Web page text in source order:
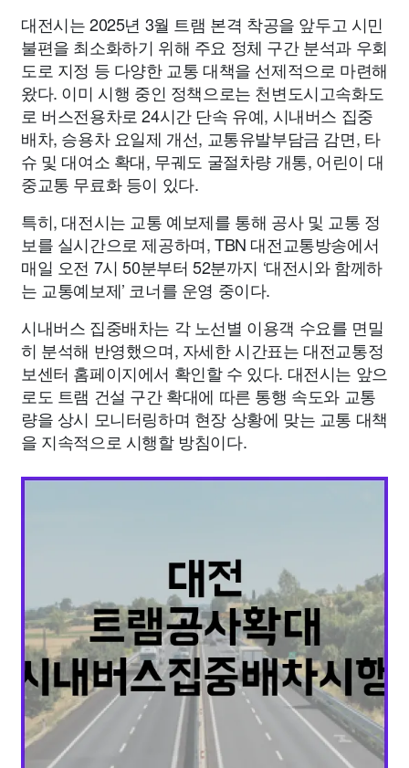
대전시는 2025년 3월 트램 본격 착공을 앞두고 시민
불편을 최소화하기 위해 주요 정체 구간 분석과 우회
도로 지정 등 다양한 교통 대책을 선제적으로 마련해
왔다. 이미 시행 중인 정책으로는 천변도시고속화도
로 버스전용차로 24시간 단속 유예, 시내버스 집중
배차, 승용차 요일제 개선, 교통유발부담금 감면, 타
슈 및 대여소 확대, 무궤도 굴절차량 개통, 어린이 대
중교통 무료화 등이 있다.
특히, 대전시는 교통 예보제를 통해 공사 및 교통 정
보를 실시간으로 제공하며, TBN 대전교통방송에서
매일 오전 7시 50분부터 52분까지 ‘대전시와 함께하
는 교통예보제’ 코너를 운영 중이다.
시내버스 집중배차는 각 노선별 이용객 수요를 면밀
히 분석해 반영했으며, 자세한 시간표는 대전교통정
보센터 홈페이지에서 확인할 수 있다. 대전시는 앞으
로도 트램 건설 구간 확대에 따른 통행 속도와 교통
량을 상시 모니터링하며 현장 상황에 맞는 교통 대책
을 지속적으로 시행할 방침이다.